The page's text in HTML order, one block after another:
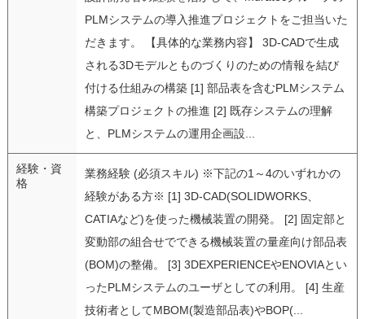
PLMシステムの導入推進プロジェクトをご担当いた
だきます。 【具体的な業務内容】 3D-CADで生成
される3Dモデルとものづくりのための情報を結び
付ける仕組みの構築 [1] 部品表を含むPLMシステム
構築プロジェクトの推進 [2] 既存システムの理解
と、PLMシステムの運用企画設...
経験・資
格
業務経験 (必須スキル) ※下記の1～4のいずれかの
経験がある方※ [1] 3D-CAD(SOLIDWORKS、
CATIAなど)を使った機械装置の開発。 [2] 固定部と
変動部の組合せでできる機械装置の量産向け部品表
(BOM)の整備。 [3] 3DEXPERIENCEやENOVIAとい
ったPLMシステムのユーザとしての利用。 [4] 生産
技術者としてMBOM(製造部品表)やBOP(...